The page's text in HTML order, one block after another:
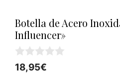
Botella de Acero
Influencer»
0
d
18,95€